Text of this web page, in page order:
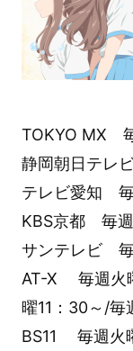
TOKYO MX
静岡朝日テレ
テレビ愛知
KBS京都 毎
サンテレビ
AT-X 毎週火
曜11：30～/毎
BS11 毎週火